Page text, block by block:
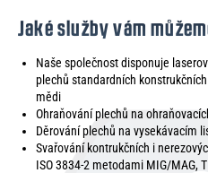
Jaké služby vám
Naše společnost disponuje
plechů standardních
mědi
Ohraňování plechů na
Děrování plechů na vysekávacím
Svařování kontrukčních i
ISO 3834-2 metodami MIG/MAG,